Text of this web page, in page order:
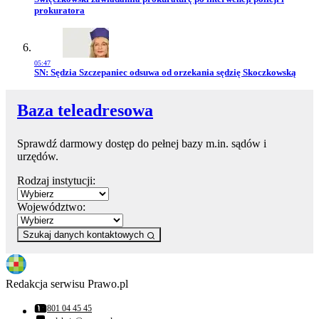
prokuratora
05:47
Przejdź do artykułu:
SN: Sędzia Szczepaniec odsuwa od orzekania sędzię Skoczkowską
Baza teleadresowa
Sprawdź darmowy dostęp do pełnej bazy m.in. sądów i
urzędów.
Rodzaj instytucji:
Województwo:
Szukaj danych kontaktowych
Redakcja serwisu Prawo.pl
Numer telefonu:
801 04 45 45